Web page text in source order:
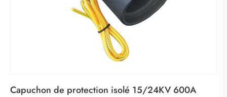
Capuchon de protection isolé 15/24KV 600A